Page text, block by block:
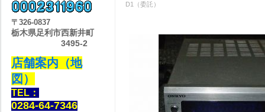
D1（委託）
〒 326-0837
栃木県足利市西新井町
3495-2
店舗案内（地
図）
TEL：
0284-64-7346